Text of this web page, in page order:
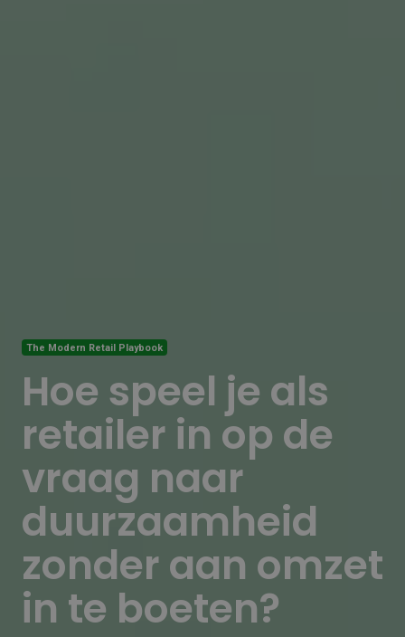
The Modern Retail Playbook
Hoe speel je als
retailer in op de
vraag naar
duurzaamheid
zonder aan omzet
in te boeten?